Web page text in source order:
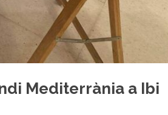
Mediterrània a Ibi